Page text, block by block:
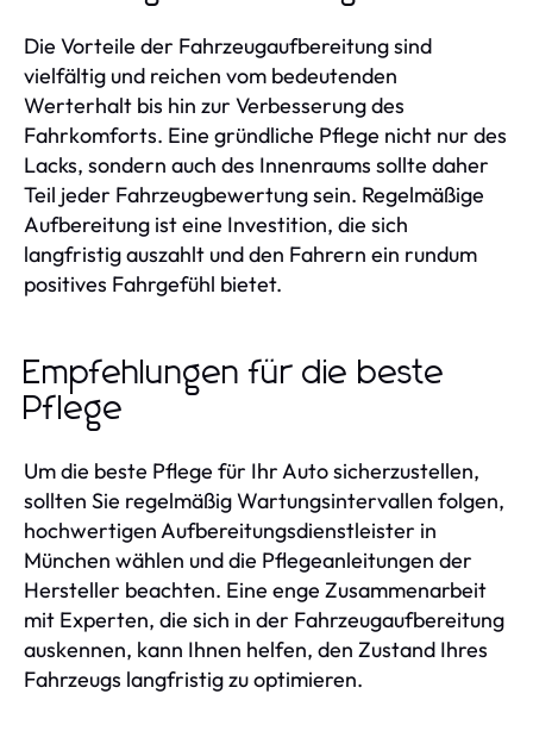
Die Vorteile der Fahrzeugaufbereitung sind
vielfältig und reichen vom bedeutenden
Werterhalt bis hin zur Verbesserung des
Fahrkomforts. Eine gründliche Pflege nicht nur des
Lacks, sondern auch des Innenraums sollte daher
Teil jeder Fahrzeugbewertung sein. Regelmäßige
Aufbereitung ist eine Investition, die sich
langfristig auszahlt und den Fahrern ein rundum
positives Fahrgefühl bietet.
Empfehlungen für die beste
Pflege
Um die beste Pflege für Ihr Auto sicherzustellen,
sollten Sie regelmäßig Wartungsintervallen folgen,
hochwertigen Aufbereitungsdienstleister in
München wählen und die Pflegeanleitungen der
Hersteller beachten. Eine enge Zusammenarbeit
mit Experten, die sich in der Fahrzeugaufbereitung
auskennen, kann Ihnen helfen, den Zustand Ihres
Fahrzeugs langfristig zu optimieren.